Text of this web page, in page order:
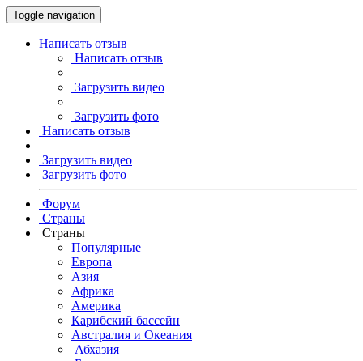
Toggle navigation
Написать отзыв
Написать отзыв
Загрузить видео
Загрузить фото
Написать отзыв
Загрузить видео
Загрузить фото
Форум
Страны
Страны
Популярные
Европа
Азия
Африка
Америка
Карибский бассейн
Австралия и Океания
Абхазия